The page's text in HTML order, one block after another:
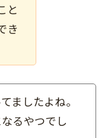
と
き
ましたよね。
るやつでし